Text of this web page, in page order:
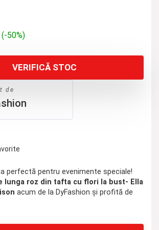
Prețul
este:
lei.
(-50%)
VERIFICĂ STOC
de
perfectă pentru evenimente speciale!
lunga roz din tafta cu flori la bust- Ella
acum de la DyFashion și profită de